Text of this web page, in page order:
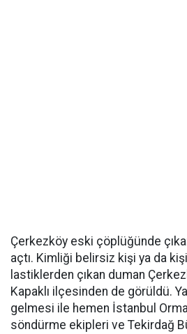
Çerkezköy eski çöplüğünde
açtı. Kimliği belirsiz kişi ya da
lastiklerden çıkan duman
Kapaklı ilçesinden de görüldü.
gelmesi ile hemen İstanbul
söndürme ekipleri ve Tekirdağ